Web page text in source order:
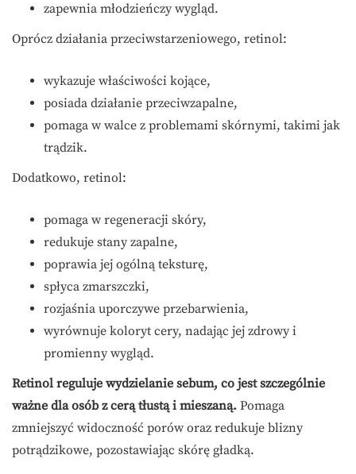
zapewnia młodzieńczy wygląd.
Oprócz działania przeciwstarzeniowego, retinol:
wykazuje właściwości kojące,
posiada działanie przeciwzapalne,
pomaga w walce z problemami skórnymi, takimi jak
trądzik.
Dodatkowo, retinol:
pomaga w regeneracji skóry,
redukuje stany zapalne,
poprawia jej ogólną teksturę,
spłyca zmarszczki,
rozjaśnia uporczywe przebarwienia,
wyrównuje koloryt cery, nadając jej zdrowy i
promienny wygląd.
Retinol reguluje wydzielanie sebum, co jest szczególnie
ważne dla osób z cerą tłustą i mieszaną. Pomaga
zmniejszyć widoczność porów oraz redukuje blizny
potrądzikowe, pozostawiając skórę gładką.